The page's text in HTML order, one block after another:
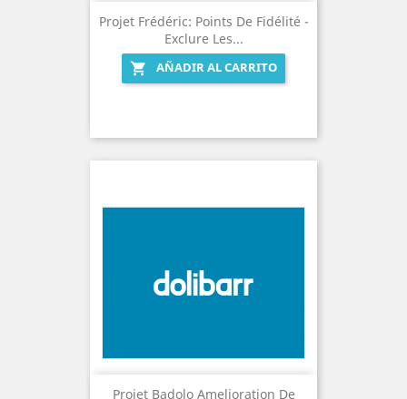
Projet Frédéric: Points De Fidélité -
Exclure Les...

AÑADIR AL CARRITO
Projet Badolo Amelioration De